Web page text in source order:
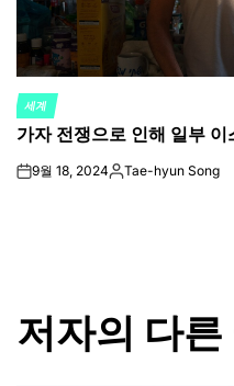
POSTED
IN
세계
가자 전쟁으로 인해 일부
on9월 18, 2024Posted
Tae-hyun Song
저자의 다른